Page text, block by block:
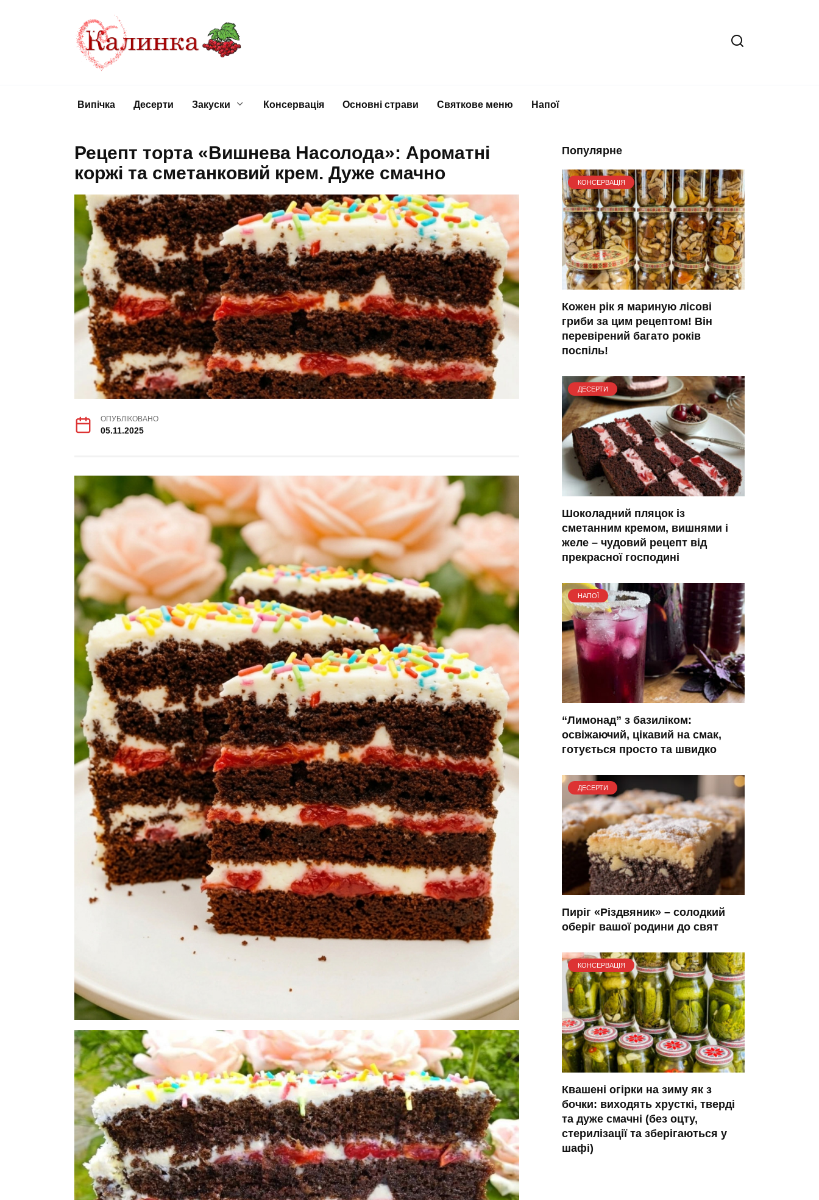
Випічка Десерти Закуски Консервація Основні страви Святкове меню Напої
Рецепт торта «Вишнева Насолода»: Ароматні
коржі та сметанковий крем. Дуже смачно
ОПУБЛІКОВАНО
05.11.2025
Популярне
КОНСЕРВАЦІЯ
Кожен рік я мариную лісові
гриби за цим рецептом! Він
перевірений багато років
поспіль!
ДЕСЕРТИ
Шоколадний пляцок із
сметанним кремом, вишнями і
желе – чудовий рецепт від
прекрасної господині
НАПОЇ
“Лимонад” з базиліком:
освіжаючий, цікавий на смак,
готується просто та швидко
ДЕСЕРТИ
Пиріг «Різдвяник» – солодкий
оберіг вашої родини до свят
КОНСЕРВАЦІЯ
Квашені огірки на зиму як з
бочки: виходять хрусткі, тверді
та дуже смачні (без оцту,
стерилізації та зберігаються у
шафі)